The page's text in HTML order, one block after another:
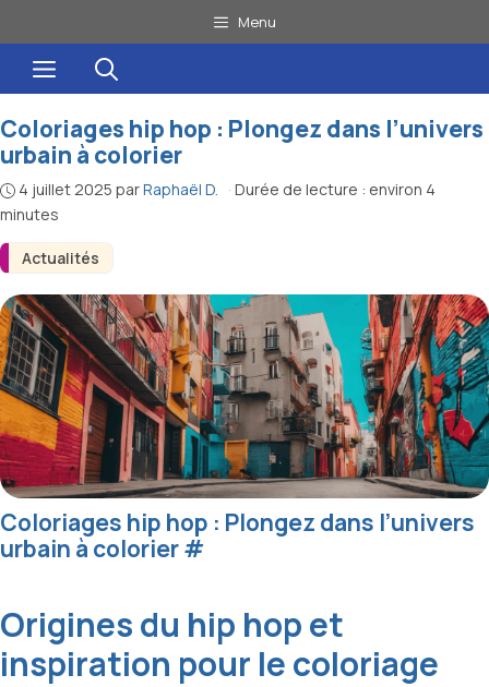
au
contenu
Menu
Menu
Actualités
Coloriages hip hop : Plongez dans l’univers
urbain à colorier
4 juillet 2025 parRaphaël D. · Durée de lecture : environ 4
minutes
Coloriages hip hop : Plongez dans l’univers
urbain à colorier#
Origines du hip hop et
inspiration pour le coloriage